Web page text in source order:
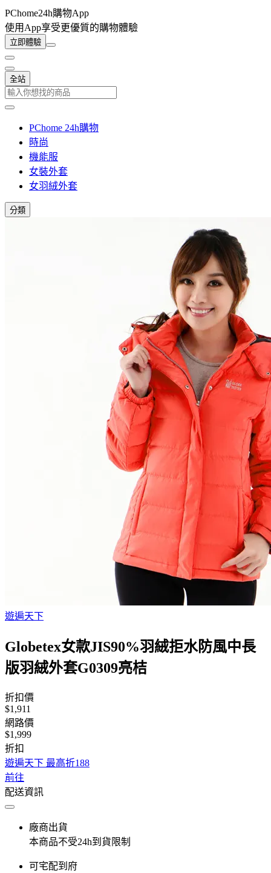
PChome24h購物App
使用App享受更優質的購物體驗
立即體驗
全站
PChome 24h購物
時尚
機能服
女裝外套
女羽絨外套
分類
遊遍天下
Globetex女款JIS90%羽絨拒水防風中長
版羽絨外套G0309亮桔
折扣價
$1,911
網路價
$1,999
折扣
遊遍天下 最高折188
前往
配送資訊
廠商出貨
本商品不受24h到貨限制
可宅配到府